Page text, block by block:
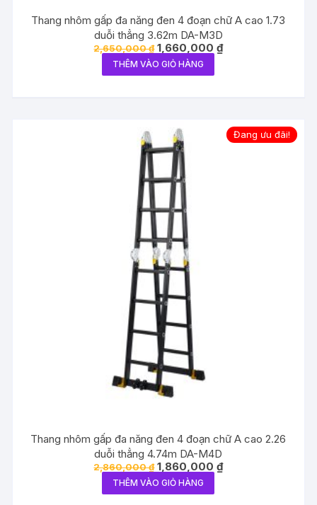
Thang nhôm gấp đa năng đen 4 đoạn chữ A cao 1.73
duỗi thẳng 3.62m DA-M3D
2,650,000₫ Giá
gốc
là:
2,650,000 ₫.
1,660,000₫Giá
hiện
THÊM VÀO GIỎ HÀNG
Đang ưu đãi!
Thang nhôm gấp đa năng đen 4 đoạn chữ A cao 2.26
duỗi thẳng 4.74m DA-M4D
2,860,000₫ Giá
gốc
là:
2,860,000 ₫.
1,860,000₫Giá
hiện
THÊM VÀO GIỎ HÀNG